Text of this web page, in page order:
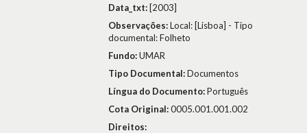
Data_txt: [2003]
Observações:Local: [Lisboa] - Tipo
documental: Folheto
Fundo:UMAR
Tipo Documental:Documentos
Língua do Documento:Português
Cota Original:0005.001.001.002
Direitos: